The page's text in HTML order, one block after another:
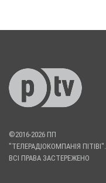
©2016-2026 ПП
"ТЕЛЕРАДІОКОМПАНІЯ ПІТІВІ".
ВСІ ПРАВА ЗАСТЕРЕЖЕНО